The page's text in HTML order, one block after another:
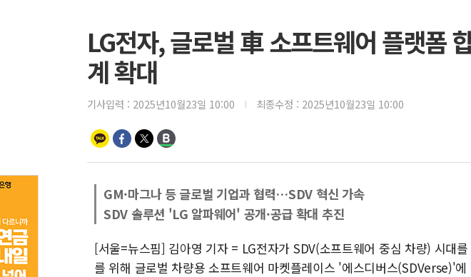
LG전자, 글로벌 車 소프트웨어 플랫폼
계 확대
기사입력 : 2025년10월23일 10:00 최종수정 : 2025년10월23일 10:00
GM·마그나 등 글로벌 기업과 협력…SDV 혁신 가속
SDV 솔루션 'LG 알파웨어' 공개·공급 확대 추진
[서울=뉴스핌] 김아영 기자 = LG전자가 SDV(소프트웨어 중심 차량) 시대
를 위해 글로벌 차량용 소프트웨어 마켓플레이스 '에스디버스(SDVerse)'